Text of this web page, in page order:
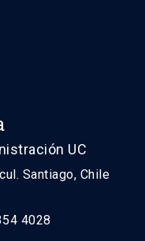
UC
Santiago, Chile
4028